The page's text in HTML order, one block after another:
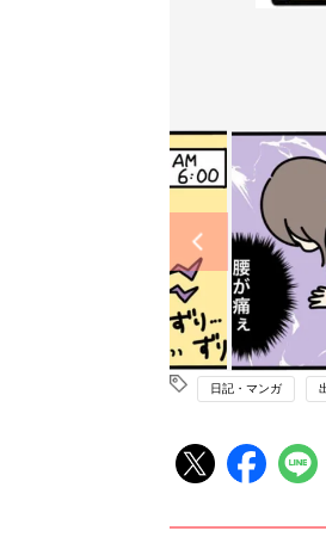
日記・マンガ